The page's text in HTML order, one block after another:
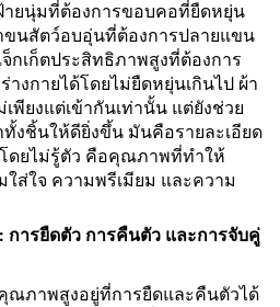
ายนุ่มที่ต้องการขอบคอที่ยืดหยุ่น
นสัตว์อบอุ่นที่ต้องการปลายแขน
กเก็ตประสิทธิภาพสูงที่ต้องการ
างกายได้โดยไม่ยืดหยุ่นเกินไป ผ้า
พียงแต่เข้ากันเท่านั้น แต่ยังช่วย
ทั้งชิ้นให้ดียิ่งขึ้น มันคือรายละเอียด
ดยไม่รู้ตัว คือคุณภาพที่ทำให้
ส่ใจ ความพรีเมียม และความ
ารยืดตัว การคืนตัว และการจับคู่
ณภาพสูงอยู่ที่การยืดและคืนตัวได้